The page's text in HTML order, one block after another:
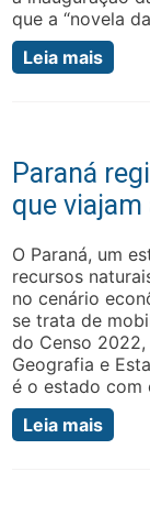
que a “novela
Leia mais
Paraná
que
O Paraná, um
recursos
no cenário
se trata de
do Censo
Geografia e
é o estado com
Leia mais